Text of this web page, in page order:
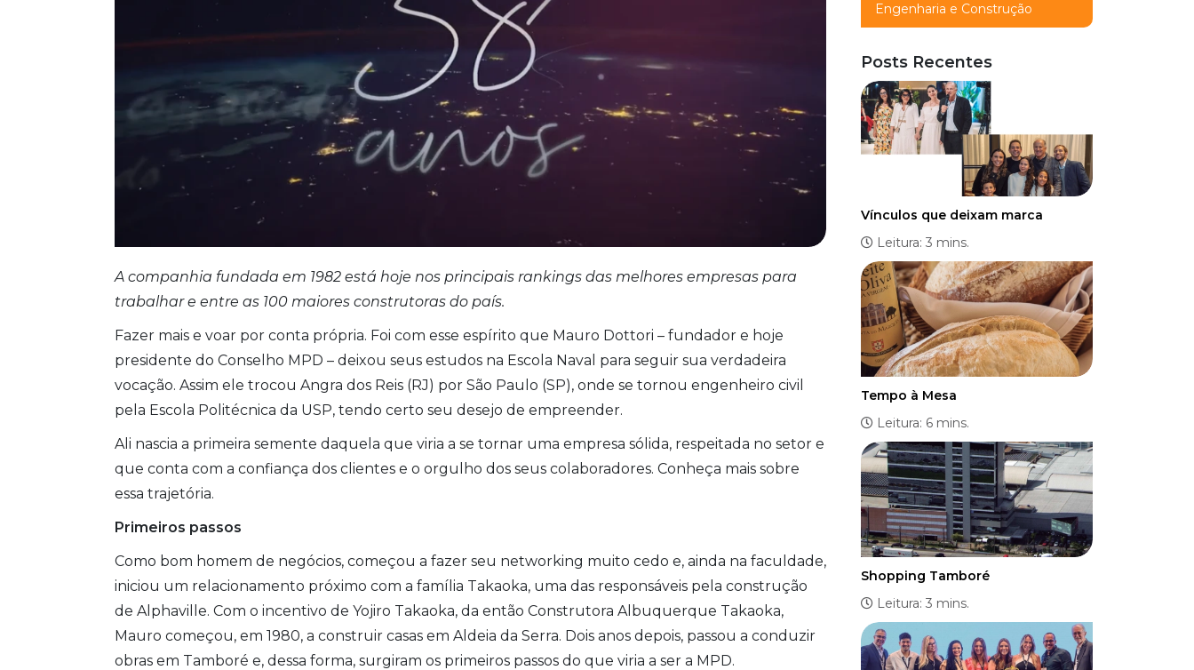
A companhia fundada em 1982 está hoje nos principais rankings das melhores empresas para
trabalhar e entre as 100 maiores construtoras do país.
Fazer mais e voar por conta própria. Foi com esse espírito que Mauro Dottori – fundador e hoje
presidente do Conselho MPD – deixou seus estudos na Escola Naval para seguir sua verdadeira
vocação. Assim ele trocou Angra dos Reis (RJ) por São Paulo (SP), onde se tornou engenheiro civil
pela Escola Politécnica da USP, tendo certo seu desejo de empreender.
Ali nascia a primeira semente daquela que viria a se tornar uma empresa sólida, respeitada no setor e
que conta com a confiança dos clientes e o orgulho dos seus colaboradores. Conheça mais sobre
essa trajetória.
Primeiros passos
Como bom homem de negócios, começou a fazer seu networking muito cedo e, ainda na faculdade,
iniciou um relacionamento próximo com a família Takaoka, uma das responsáveis pela construção
de Alphaville. Com o incentivo de Yojiro Takaoka, da então Construtora Albuquerque Takaoka,
Mauro começou, em 1980, a construir casas em Aldeia da Serra. Dois anos depois, passou a conduzir
obras em Tamboré e, dessa forma, surgiram os primeiros passos do que viria a ser a MPD.
Engenharia e Construção
Posts Recentes
Vínculos que deixam marca
Leitura: 3 mins.
Tempo à Mesa
Leitura: 6 mins.
Shopping Tamboré
Leitura: 3 mins.